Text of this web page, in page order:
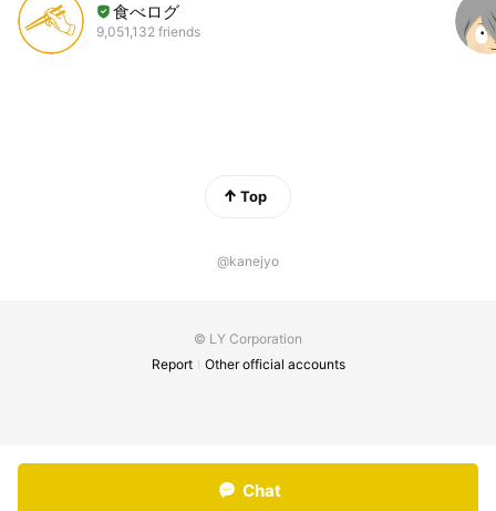
食べログ
9,051,132 friends
Top
@kanejyo
© LY Corporation
Report
Other official accounts
Chat